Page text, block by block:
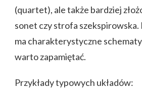
(quartet), ale także bardziej
sonet czy strofa szekspirowska.
ma charakterystyczne
warto zapamiętać.
Przykłady typowych układów: